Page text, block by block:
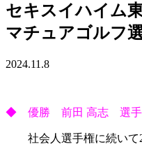
セキスイハイム
マチュアゴルフ
2024.11.8
◆ 優勝 前田 高志 選手
社会人選手権に続いて2